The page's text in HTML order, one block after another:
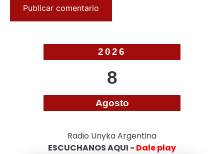
2026
8
Agosto
Radio Unyka Argentina
ESCUCHANOS AQUI - Dale play